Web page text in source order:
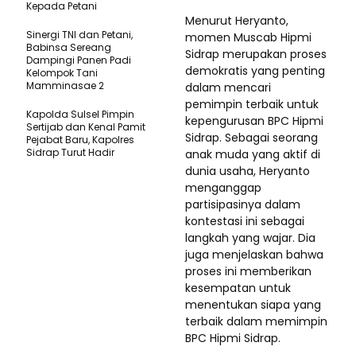
Menurut Heryanto,
momen Muscab Hipmi
Sidrap merupakan proses
demokratis yang penting
dalam mencari
pemimpin terbaik untuk
kepengurusan BPC Hipmi
Sidrap. Sebagai seorang
anak muda yang aktif di
dunia usaha, Heryanto
menganggap
partisipasinya dalam
kontestasi ini sebagai
langkah yang wajar. Dia
juga menjelaskan bahwa
proses ini memberikan
kesempatan untuk
menentukan siapa yang
terbaik dalam memimpin
BPC Hipmi Sidrap.
Kepada Petani
Sinergi TNI dan Petani,
Babinsa Sereang
Dampingi Panen Padi
Kelompok Tani
Mamminasae 2
Kapolda Sulsel Pimpin
Sertijab dan Kenal Pamit
Pejabat Baru, Kapolres
Sidrap Turut Hadir